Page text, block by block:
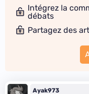
Intégrez la
débats
Partagez des
Ayak973